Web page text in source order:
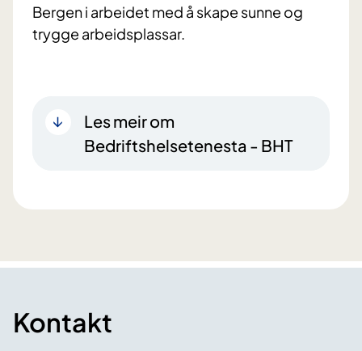
Bergen i arbeidet med å skape sunne og
trygge arbeidsplassar.
Les meir om
Bedriftshelsetenesta - BHT
Kontakt